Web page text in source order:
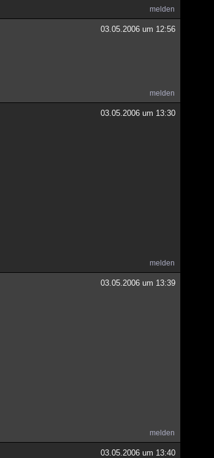
melden
03.05.2006 um 12:56
melden
03.05.2006 um 13:30
melden
03.05.2006 um 13:39
melden
03.05.2006 um 13:40